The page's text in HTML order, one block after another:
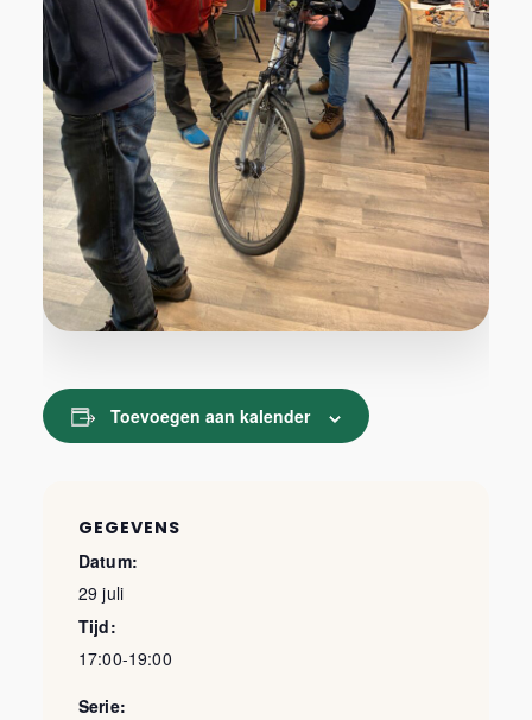
Toevoegen aan kalender
GEGEVENS
Datum:
29 juli
Tijd:
17:00-19:00
Serie: